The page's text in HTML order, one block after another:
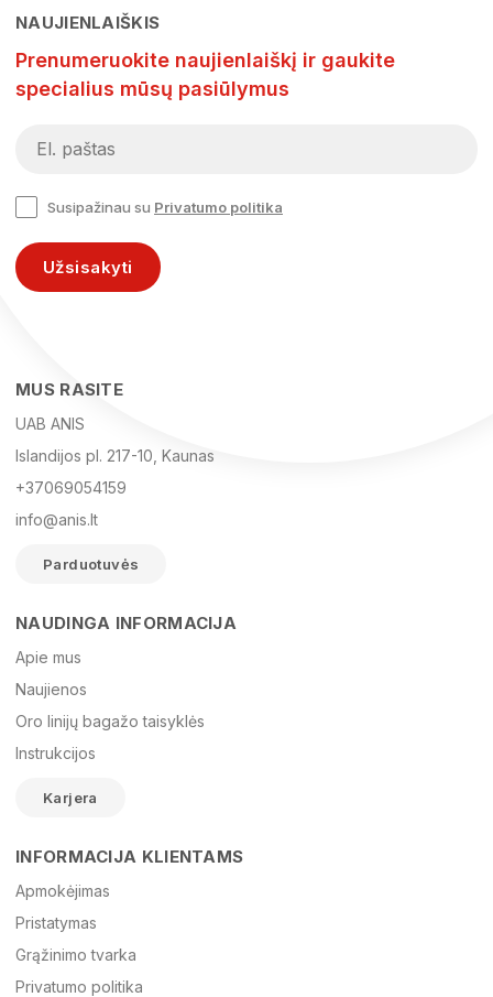
El. paštas
Žinutė
NAUJIENLAIŠKIS
Prenumeruokite naujienlaiškį ir gaukite
specialius mūsų pasiūlymus
Susipažinau su Privatumo politika
Užsisakyti
MUS RASITE
UAB ANIS
Islandijos pl. 217-10, Kaunas
+37069054159
info@anis.lt
Parduotuvės
NAUDINGA INFORMACIJA
Apie mus
Naujienos
Oro linijų bagažo taisyklės
Instrukcijos
Karjera
INFORMACIJA KLIENTAMS
Apmokėjimas
Pristatymas
Grąžinimo tvarka
Privatumo politika